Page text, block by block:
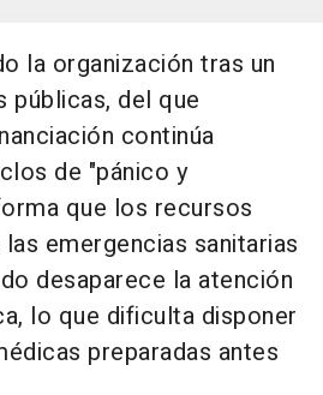
la organización tras un
públicas, del que
continúa
de "pánico y
que los recursos
emergencias sanitarias
desaparece la atención
lo que dificulta disponer
preparadas antes